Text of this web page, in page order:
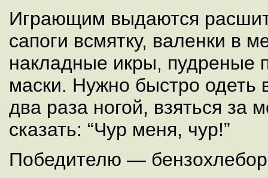
Играющим выдаются
сапоги всмятку, валенки в
накладные икры, пудреные
маски. Нужно быстро одеть
два раза ногой, взяться за
сказать: “Чур меня, чур!”
Победителю —